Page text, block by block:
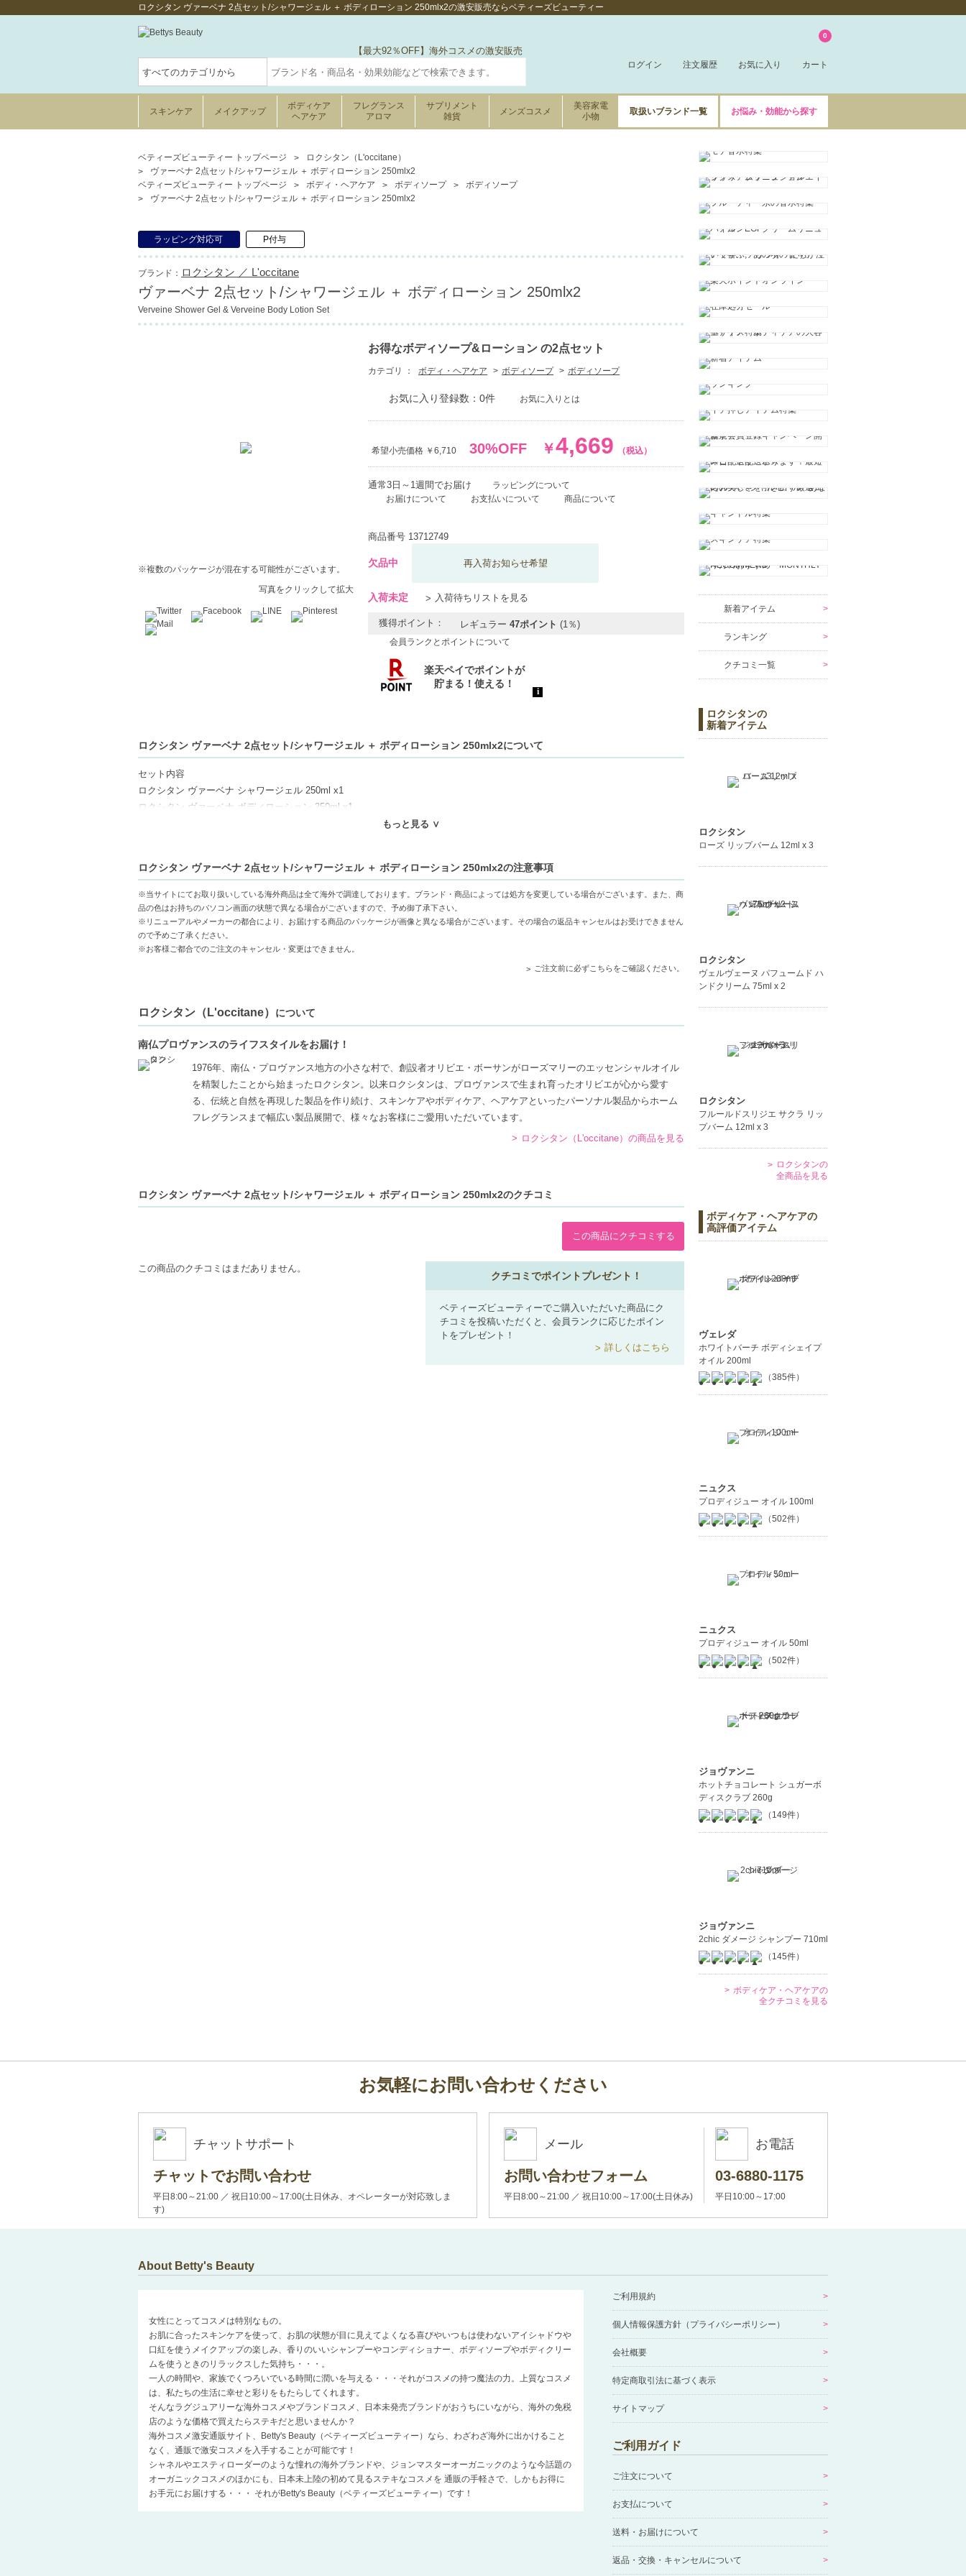
ロクシタン ヴァーベナ 2点セット/シャワージェル ＋ ボディローション 250mlx2の激安販売ならベティーズビューティー
【最大92％OFF】海外コスメの激安販売
ログイン 注文履歴 お気に入り カート
0
スキンケア メイクアップ
ボディケア
ヘアケア
フレグランス
アロマ
サプリメント
雑貨
メンズコスメ
美容家電
小物
取扱いブランド一覧 お悩み・効能から探す
ベティーズビューティー トップページ
ロクシタン（L'occitane）
ヴァーベナ 2点セット/シャワージェル ＋ ボディローション 250mlx2
ベティーズビューティー トップページ
ボディ・ヘアケア ボディソープ
ボディソープ
ヴァーベナ 2点セット/シャワージェル ＋ ボディローション 250mlx2
ラッピング対応可 P付与
ブランド： ロクシタン ／ L'occitane
ヴァーベナ 2点セット/シャワージェル ＋ ボディローション 250mlx2
Verveine Shower Gel & Verveine Body Lotion Set
※複数のパッケージが混在する可能性がございます。
写真をクリックして拡大
お得なボディソープ&ローション の2点セット
カテゴリ ： ボディ・ヘアケア ボディソープ ボディソープ
お気に入り登録数：0件 お気に入りとは
希望小売価格 ￥6,710 30%OFF ￥4,669 （税込）
通常3日～1週間でお届け
ラッピングについて
お届けについて
お支払いについて 商品について
商品番号 13712749
欠品中 再入荷お知らせ希望
入荷未定 入荷待ちリストを見る
獲得ポイント： レギュラー 47ポイント (1％)
会員ランクとポイントについて
ロクシタン ヴァーベナ 2点セット/シャワージェル ＋ ボディローション 250mlx2について
セット内容
ロクシタン ヴァーベナ シャワージェル 250ml x1
ロクシタン ヴァーベナ ボディローション 250ml x1
適量を入浴後の清潔なお肌に塗って使います。
【商品の特徴】
爽やかな香り-シルバーヴァーベナの香りが心をリフレッシュさせ、爽やかな気分に導きます。
潤いを与える成分-シアバターとサンフラワーオイルが、お肌をしっかり守り、潤いを与えます。
使いやすいセット-シャワージェルとボディローションの組み合わせで、簡単に全身ケアが可能です。
シャワータイムをより特別にしたい方
乾燥が気になる肌をケアしたい方
もっと見る ∨
ロクシタン ヴァーベナ 2点セット/シャワージェル ＋ ボディローション 250mlx2の注意事項
※当サイトにてお取り扱いしている海外商品は全て海外で調達しております。ブランド・商品によっては処方を変更している場合がございます。また、商
品の色はお持ちのパソコン画面の状態で異なる場合がございますので、予め御了承下さい。
※リニューアルやメーカーの都合により、お届けする商品のパッケージが画像と異なる場合がございます。その場合の返品キャンセルはお受けできません
ので予めご了承ください。
※お客様ご都合でのご注文のキャンセル・変更はできません。
ご注文前に必ずこちらをご確認ください。
ロクシタン（L'occitane） について
南仏プロヴァンスのライフスタイルをお届け！
1976年、南仏・プロヴァンス地方の小さな村で、創設者オリビエ・ボーサンがローズマリーのエッセンシャルオイル
を精製したことから始まったロクシタン。以来ロクシタンは、プロヴァンスで生まれ育ったオリビエが心から愛す
る、伝統と自然を再現した製品を作り続け、スキンケアやボディケア、ヘアケアといったパーソナル製品からホーム
フレグランスまで幅広い製品展開で、様々なお客様にご愛用いただいています。
ロクシタン（L'occitane）の商品を見る
ロクシタン ヴァーベナ 2点セット/シャワージェル ＋ ボディローション 250mlx2のクチコミ
この商品にクチコミする
この商品のクチコミはまだありません。
クチコミでポイントプレゼント！
ベティーズビューティーでご購入いただいた商品にク
チコミを投稿いただくと、会員ランクに応じたポイン
トをプレゼント！
詳しくはこちら
新着アイテム
ランキング
クチコミ一覧
ロクシタンの
新着アイテム
ロクシタン
ローズ リップバーム 12ml x 3
ロクシタン
ヴェルヴェーヌ パフュームド ハ
ンドクリーム 75ml x 2
ロクシタン
フルールドスリジエ サクラ リッ
プバーム 12ml x 3
ロクシタンの
全商品を見る
ボディケア・ヘアケアの
高評価アイテム
ヴェレダ
ホワイトバーチ ボディシェイプ
オイル 200ml
（385件）
ニュクス
プロディジュー オイル 100ml
（502件）
ニュクス
プロディジュー オイル 50ml
（502件）
ジョヴァンニ
ホットチョコレート シュガーボ
ディスクラブ 260g
（149件）
ジョヴァンニ
2chic ダメージ シャンプー 710ml
（145件）
ボディケア・ヘアケアの
全クチコミを見る
お気軽にお問い合わせください
チャットサポート
チャットでお問い合わせ
平日8:00～21:00 ／ 祝日10:00～17:00(土日休み、オペレーターが対応致しま
す)
メール
お問い合わせフォーム
平日8:00～21:00 ／ 祝日10:00～17:00(土日休み)
お電話
03-6880-1175
平日10:00～17:00
About Betty's Beauty
女性にとってコスメは特別なもの。
お肌に合ったスキンケアを使って、お肌の状態が目に見えてよくなる喜びやいつもは使わないアイシャドウや
口紅を使うメイクアップの楽しみ、香りのいいシャンプーやコンディショナー、ボディソープやボディクリー
ムを使うときのリラックスした気持ち・・・。
一人の時間や、家族でくつろいでいる時間に潤いを与える・・・それがコスメの持つ魔法の力。上質なコスメ
は、私たちの生活に幸せと彩りをもたらしてくれます。
そんなラグジュアリーな海外コスメやブランドコスメ、日本未発売ブランドがおうちにいながら、海外の免税
店のような価格で買えたらステキだと思いませんか？
海外コスメ激安通販サイト、Betty's Beauty（ベティーズビューティー）なら、わざわざ海外に出かけること
なく、通販で激安コスメを入手することが可能です！
シャネルやエスティローダーのような憧れの海外ブランドや、ジョンマスターオーガニックのような今話題の
オーガニックコスメのほかにも、日本未上陸の初めて見るステキなコスメを 通販の手軽さで、しかもお得に
お手元にお届けする・・・ それがBetty's Beauty（ベティーズビューティー）です！
ご利用規約
個人情報保護方針（プライバシーポリシー）
会社概要
特定商取引法に基づく表示
サイトマップ
ご利用ガイド
ご注文について
お支払について
送料・お届けについて
返品・交換・キャンセルについて